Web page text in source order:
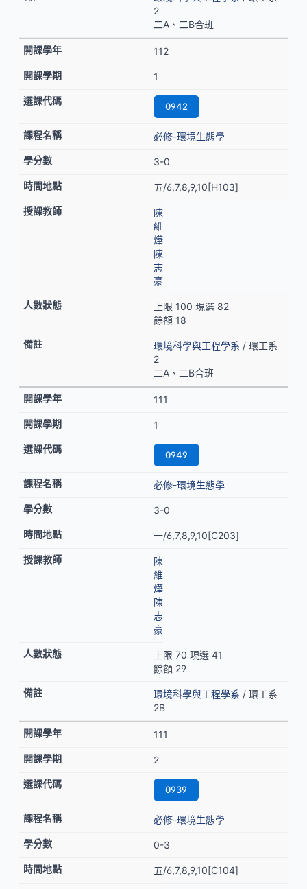
2
二A、二B合班
112
1
0942
必修-環境生態學
3-0
五/6,7,8,9,10[H103]
陳
維
燁
陳
志
豪
上限 100 現選 82
餘額 18
環境科學與工程學系 / 環工系
2
二A、二B合班
111
1
0949
必修-環境生態學
3-0
一/6,7,8,9,10[C203]
陳
維
燁
陳
志
豪
上限 70 現選 41
餘額 29
環境科學與工程學系 / 環工系
2B
111
2
0939
必修-環境生態學
0-3
五/6,7,8,9,10[C104]